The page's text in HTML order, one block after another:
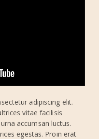
adipiscing elit.
vitae facilisis
accumsan luctus.
egestas. Proin erat